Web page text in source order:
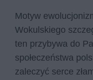
Motyw
Wokulskiego
ten przybywa do
społeczeństwa
zaleczyć serce